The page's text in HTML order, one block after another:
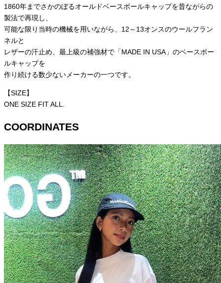
1860年までさかのぼるオールドベースボールキャップを昔ながらの
製法で再現し、
可能な限り当時の機械を用いながら、12～13オンスのウールフラン
ネルと
レザーの汗止め、最上級の補強材で「MADE IN USA」のベースボー
ルキャップを
作り続ける数少ないメーカーの一つです。
【SIZE】
ONE SIZE FIT ALL.
COORDINATES